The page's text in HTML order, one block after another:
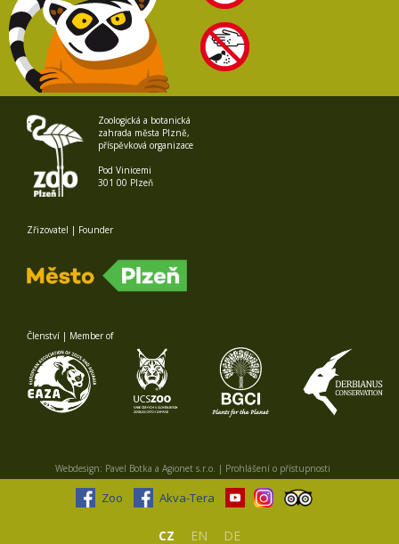
Zoologická a botanická
zahrada města Plzně,
příspěvková organizace
Pod Vinicemi
301 00 Plzeň
Zřizovatel | Founder
Členství | Member of
Webdesign: Pavel Botka a Agionet s.r.o. | Prohlášení o přístupnosti
Zoo Akva-Tera
CZ EN DE